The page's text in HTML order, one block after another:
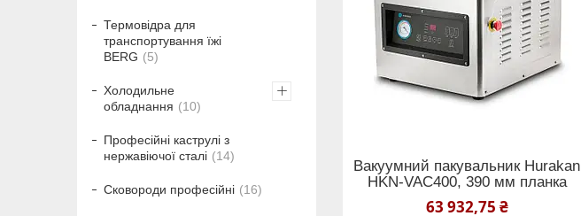
Вакуумний пакувальник Hurakan
HKN-VAC400, 390 мм планка
63 932,75 ₴
Термовідра для
транспортування їжі
BERG
5
Холодильне
обладнання
10
Професійні каструлі з
нержавіючої сталі
14
Сковороди професійні 16